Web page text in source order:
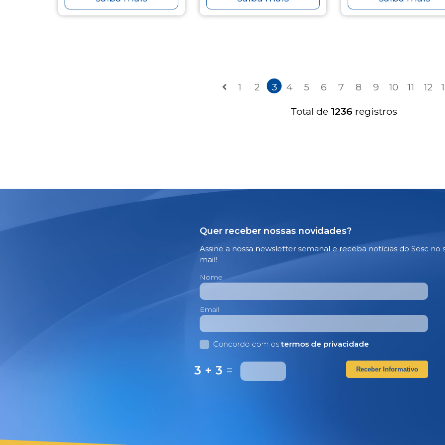
1 2 3 4 5 6 7 8 9 10 11 12
Total de 1236 registros
Quer receber nossas novidades?
Assine a nossa newsletter semanal e receba notícias do Sesc no
mail!
Nome
Email
Concordo com ostermos de privacidade
3 + 3 = Receber Informativo